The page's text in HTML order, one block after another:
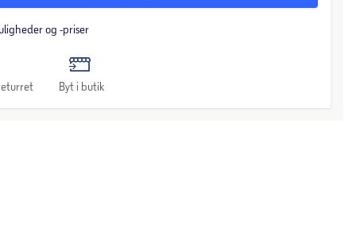
og -priser
Byt i butik